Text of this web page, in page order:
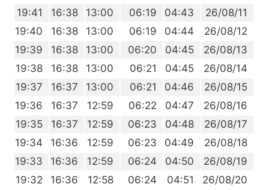
26/08/11
04:43
06:19
13:00
16:38
19:41
26/08/12
04:44
06:19
13:00
16:38
19:40
26/08/13
04:45
06:20
13:00
16:38
19:39
26/08/14
04:45
06:21
13:00
16:38
19:38
26/08/15
04:46
06:21
13:00
16:37
19:37
26/08/16
04:47
06:22
12:59
16:37
19:36
26/08/17
04:48
06:23
12:59
16:37
19:35
26/08/18
04:49
06:23
12:59
16:36
19:34
26/08/19
04:50
06:24
12:59
16:36
19:33
26/08/20
04:51
06:24
12:58
16:36
19:32